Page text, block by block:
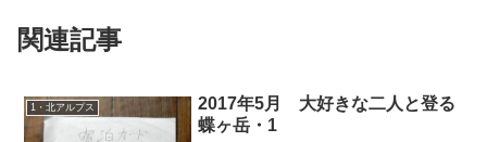
関連記事
1・北アルプス
2017年5月 大好きな二人と登る
蝶ヶ岳・1